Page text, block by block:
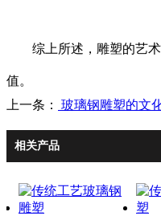
综上所述，雕塑的艺术
值。
上一条：
玻璃钢雕塑的文
相关产品